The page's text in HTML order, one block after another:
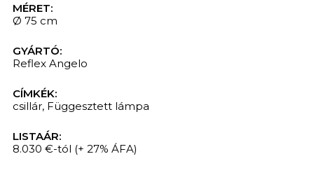
MÉRET:
Ø 75 cm
GYÁRTÓ:
Reflex Angelo
CÍMKÉK:
csillár, Függesztett lámpa
LISTAÁR:
8.030 €-tól (+ 27% ÁFA)